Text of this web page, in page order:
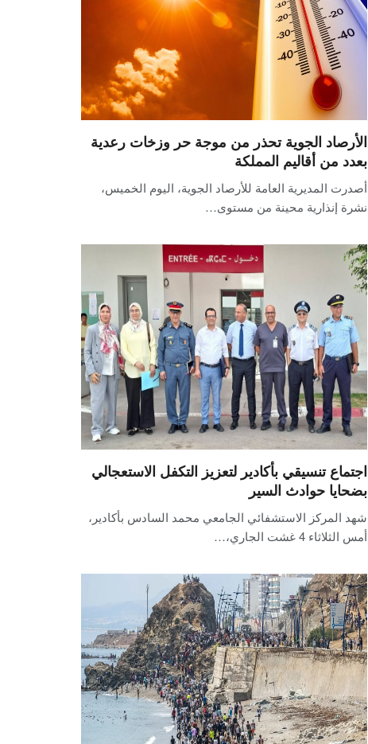
الأرصاد الجوية تحذر من موجة حر وزخات رعدية
بعدد من أقاليم المملكة
أصدرت المديرية العامة للأرصاد الجوية، اليوم الخميس،
نشرة إنذارية محينة من مستوى…
اجتماع تنسيقي بأكادير لتعزيز التكفل الاستعجالي
بضحايا حوادث السير
شهد المركز الاستشفائي الجامعي محمد السادس بأكادير،
أمس الثلاثاء 4 غشت الجاري،…